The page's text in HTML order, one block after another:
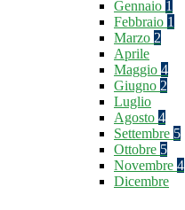
Gennaio 1
Febbraio 1
Marzo 2
Aprile
Maggio 4
Giugno 2
Luglio
Agosto 4
Settembre 5
Ottobre 5
Novembre 4
Dicembre